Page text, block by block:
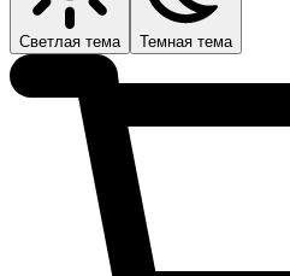
Светлая тема Темная тема